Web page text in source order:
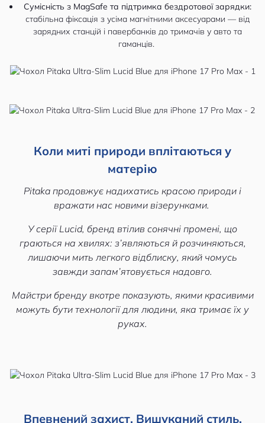
Сумісність з MagSafe та підтримка бездротової зарядки:
стабільна фіксація з усіма магнітними аксесуарами — від
зарядних станцій і павербанків до тримачів у авто та
гаманців.
Коли миті природи вплітаються у
матерію
Pitaka продовжує надихатись красою природи і
вражати нас новими візерунками.
У серії Lucid, бренд втілив сонячні промені, що
граються на хвилях: з’являються й розчиняються,
лишаючи мить легкого відблиску, який чомусь
завжди запам’ятовується надовго.
Майстри бренду вкотре показують, якими красивими
можуть бути технології для людини, яка тримає їх у
руках.
Впевнений захист. Вишуканий стиль.